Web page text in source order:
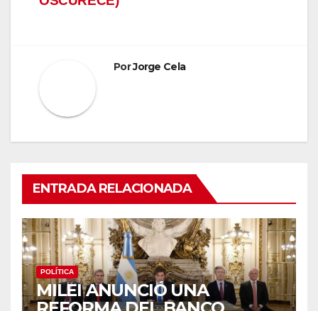
PorJorge Cela
ENTRADA RELACIONADA
POLÍTICA
MILEI ANUNCIÓ UNA